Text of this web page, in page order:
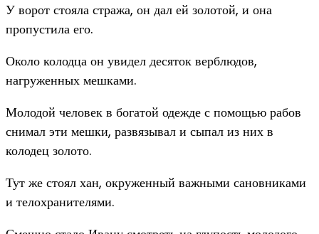
У ворот стояла стража, он дал ей золотой, и она
пропустила его.
Около колодца он увидел десяток верблюдов,
нагруженных мешками.
Молодой человек в богатой одежде с помощью рабов
снимал эти мешки, развязывал и сыпал из них в
колодец золото.
Тут же стоял хан, окруженный важными сановниками
и телохранителями.